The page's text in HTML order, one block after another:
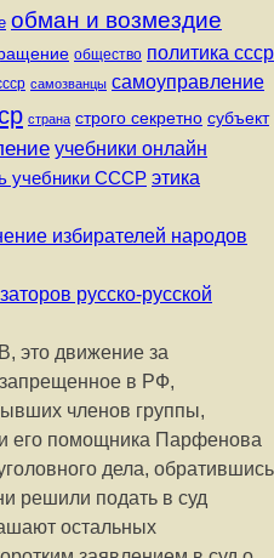
обман и возмездие
общество политика ссср
самозванцы самоуправление
страна строго секретно субъект
учебники онлайн
учебники СССР этика
избирателей народов
русско-русской
движение за
запрещенное в РФ,
членов группы,
его помощника Парфенова
дела, обратившись
решили подать в суд
остальных